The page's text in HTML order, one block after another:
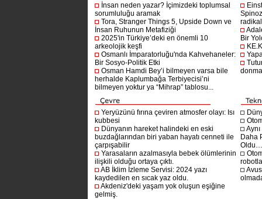
İnsan neden yazar? İçimizdeki toplumsal
sorumluluğu aramak
Tora, Stranger Things 5, Upside Down ve
İnsan Ruhunun Metafiziği
2025'in Türkiye’deki en önemli 10
arkeolojik keşfi
Osmanlı İmparatorluğu'nda Kahvehaneler:
Bir Sosyo-Politik Etki
Osman Hamdi Bey’i bilmeyen varsa bile
herhalde Kaplumbağa Terbiyecisi’ni
bilmeyen yoktur ya “Mihrap” tablosu...
Bir
Yeryüzünü fırına çeviren atmosfer olayı: Isı
kubbesi
Dünyanın hareket halindeki en eski
buzdağlarından biri yaban hayatı cenneti ile
çarpışabilir
Yarasaların azalmasıyla bebek ölümlerinin
ilişkili olduğu ortaya çıktı.
AB İklim İzleme Servisi: 2024 yazı
kaydedilen en sıcak yaz oldu.
Akdeniz'deki yaşam yok oluşun eşiğine
gelmiş.
Daha
Oldu…